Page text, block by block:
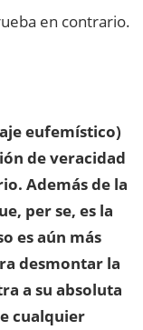
en contrario.
eufemístico)
de veracidad
Además de la
per se, es la
es aún más
desmontar la
a su absoluta
cualquier